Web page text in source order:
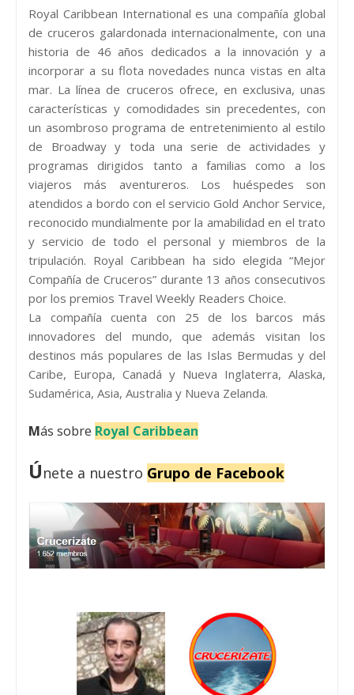
Royal Caribbean International es una compañía global
de cruceros galardonada internacionalmente, con una
historia de 46 años dedicados a la innovación y a
incorporar a su flota novedades nunca vistas en alta
mar. La línea de cruceros ofrece, en exclusiva, unas
características y comodidades sin precedentes, con
un asombroso programa de entretenimiento al estilo
de Broadway y toda una serie de actividades y
programas dirigidos tanto a familias como a los
viajeros más aventureros. Los huéspedes son
atendidos a bordo con el servicio Gold Anchor Service,
reconocido mundialmente por la amabilidad en el trato
y servicio de todo el personal y miembros de la
tripulación. Royal Caribbean ha sido elegida “Mejor
Compañía de Cruceros” durante 13 años consecutivos
por los premios Travel Weekly Readers Choice.
La compañía cuenta con 25 de los barcos más
innovadores del mundo, que además visitan los
destinos más populares de las Islas Bermudas y del
Caribe, Europa, Canadá y Nueva Inglaterra, Alaska,
Sudamérica, Asia, Australia y Nueva Zelanda.
Más sobre Royal Caribbean
Únete a nuestro Grupo de Facebook